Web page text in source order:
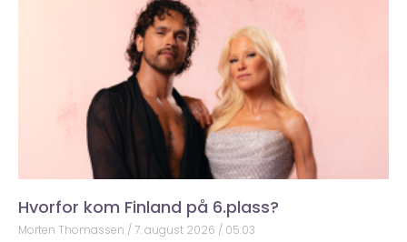
Hvorfor kom Finland på 6.plass?
Morten Thomassen 7. august 2026 05:03